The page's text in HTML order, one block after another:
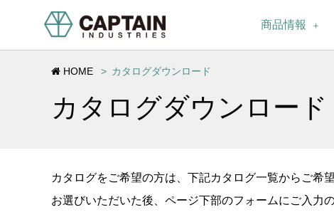
商品情報
HOME カタログダウンロード
カタログダウンロード
カタログをご希望の方は、下記カタログ一覧からご希
お選びいただいた後、ページ下部のフォームにご入力